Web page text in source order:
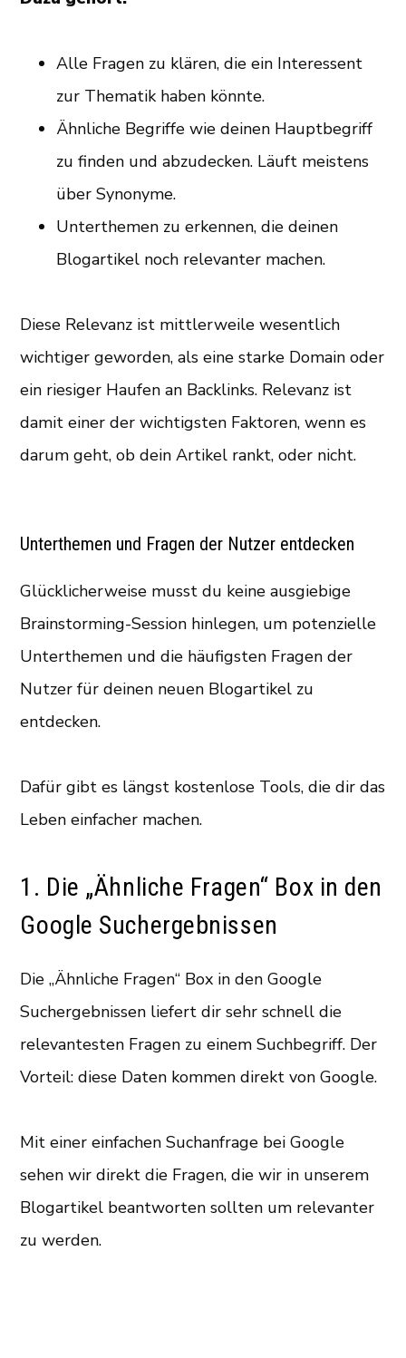
Alle Fragen zu klären, die ein Interessent
zur Thematik haben könnte.
Ähnliche Begriffe wie deinen Hauptbegriff
zu finden und abzudecken. Läuft meistens
über Synonyme.
Unterthemen zu erkennen, die deinen
Blogartikel noch relevanter machen.
Diese Relevanz ist mittlerweile wesentlich
wichtiger geworden, als eine starke Domain oder
ein riesiger Haufen an Backlinks. Relevanz ist
damit einer der wichtigsten Faktoren, wenn es
darum geht, ob dein Artikel rankt, oder nicht.
Unterthemen und Fragen der Nutzer entdecken
Glücklicherweise musst du keine ausgiebige
Brainstorming-Session hinlegen, um potenzielle
Unterthemen und die häufigsten Fragen der
Nutzer für deinen neuen Blogartikel zu
entdecken.
Dafür gibt es längst kostenlose Tools, die dir das
Leben einfacher machen.
1. Die „Ähnliche Fragen“ Box in den
Google Suchergebnissen
Die „Ähnliche Fragen“ Box in den Google
Suchergebnissen liefert dir sehr schnell die
relevantesten Fragen zu einem Suchbegriff. Der
Vorteil: diese Daten kommen direkt von Google.
Mit einer einfachen Suchanfrage bei Google
sehen wir direkt die Fragen, die wir in unserem
Blogartikel beantworten sollten um relevanter
zu werden.